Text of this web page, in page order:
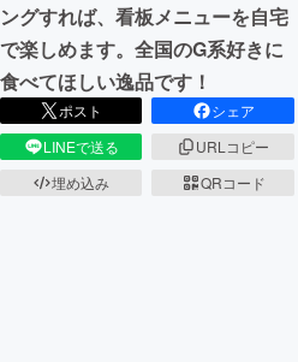
ングすれば、看板メニューを自宅
で楽しめます。全国のG系好きに
食べてほしい逸品です！
ポスト
シェア
LINEで送る
URLコピー
埋め込み
QRコード